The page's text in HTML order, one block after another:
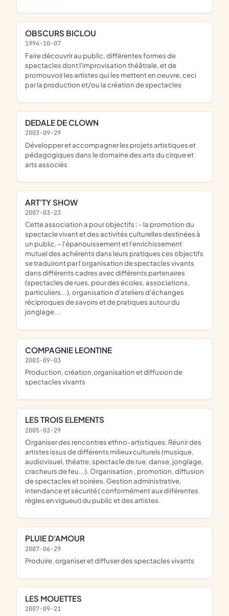
OBSCURS BICLOU
1994-10-07
faire découvrir au public, différentes formes de
spectacles dont l'improvisation théâtrale, et de
promouvoir les artistes qui les mettent en oeuvre, ceci
par la production et/ou la création de spectacles
DEDALE DE CLOWN
2003-09-29
développer et accompagner les projets artistiques et
pédagogiques dans le domaine des arts du cirque et
arts associés
ART'TY SHOW
2007-03-23
Cette association a pour objectifs : - la promotion du
spectacle vivant et des activités culturelles destinées à
un public, - l'épanouissement et l'enrichissement
mutuel des achérents dans leurs pratiques ces objectifs
se traduiront par l'organisation de spectacles vivants
dans différents cadres avec différents partenaires
(spectacles de rues, pour des écoles, associations,
particuliers...), organisation d'ateliers d'échanges
réciproques de savoirs et de pratiques autour du
jonglage...
COMPAGNIE LEONTINE
2003-09-03
production, création,organisation et diffusion de
spectacles vivants
LES TROIS ELEMENTS
2005-03-29
Organiser des rencontres ethno-artistiques: Réunir des
artistes issus de différents milieux culturels (musique,
audiovisuel, théatre, spectacle de rue, danse, jonglage,
cracheurs de feu...). Organisation , promotion, diffusion
de spectacles et soirées. Gestion administrative,
intendance et sécurité ( conformément aux diiférentes
règles en vigueur) du public et des artistes.
PLUIE D'AMOUR
2007-06-29
produire, organiser et diffuser des spectacles vivants
LES MOUETTES
2007-09-21